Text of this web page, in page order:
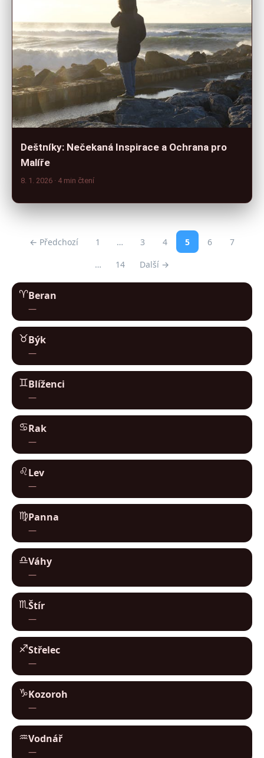
Deštníky: Nečekaná Inspirace a Ochrana pro
Malíře
8. 1. 2026 · 4 min čtení
← Předchozí 1 … 3 4 5 6
7
…
14 Další →
♈︎Beran
—
♉︎Býk
—
♊︎Blíženci
—
♋︎Rak
—
♌︎Lev
—
♍︎Panna
—
♎︎Váhy
—
♏︎Štír
—
♐︎Střelec
—
♑︎Kozoroh
—
♒︎Vodnář
—